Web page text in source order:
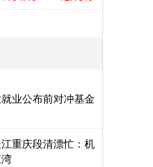
业公布前对冲基金
重庆段清漂忙：机